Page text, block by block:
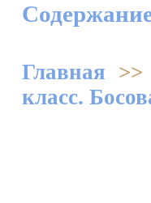
Главная >>
класс.